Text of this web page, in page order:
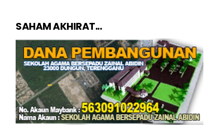
SAHAM AKHIRAT...